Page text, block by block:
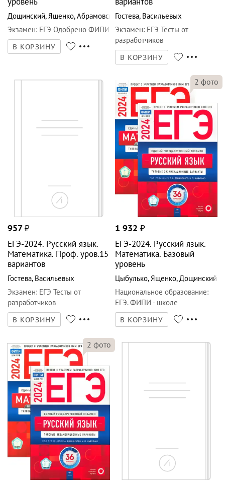
Математика. Проф. уров.15
ЕГЭ Тесты от
1 932₽
ЕГЭ-2024. Русский язык.
Математика. Базовый
уровень
Цыбулько,Ященко,Дощинский
Национальное образование:
ЕГЭ. ФИПИ - школе
В КОРЗИНУ
1 932₽
ЕГЭ-2024. Русский язык.
Математика. Профильный
ур. 36 вар.
Цыбулько,Ященко,Дощинский
Национальное образование:
ЕГЭ. ФИПИ - школе
В КОРЗИНУ
1 369₽
Математика. Базовый
Национальное образование
2фото